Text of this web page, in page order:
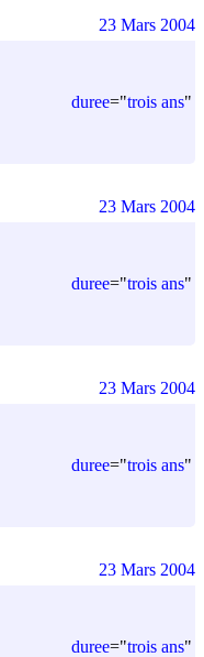
duree="trois ans"
23 Mars 2004
duree="trois ans"
23 Mars 2004
duree="trois ans"
23 Mars 2004
duree="trois ans"
23 Mars 2004